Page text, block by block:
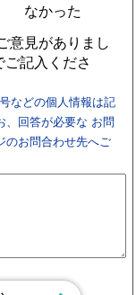
なかった
意見がありまし
記入くださ
などの個人情報は記
、回答が必要な お問
のお問合わせ先へご